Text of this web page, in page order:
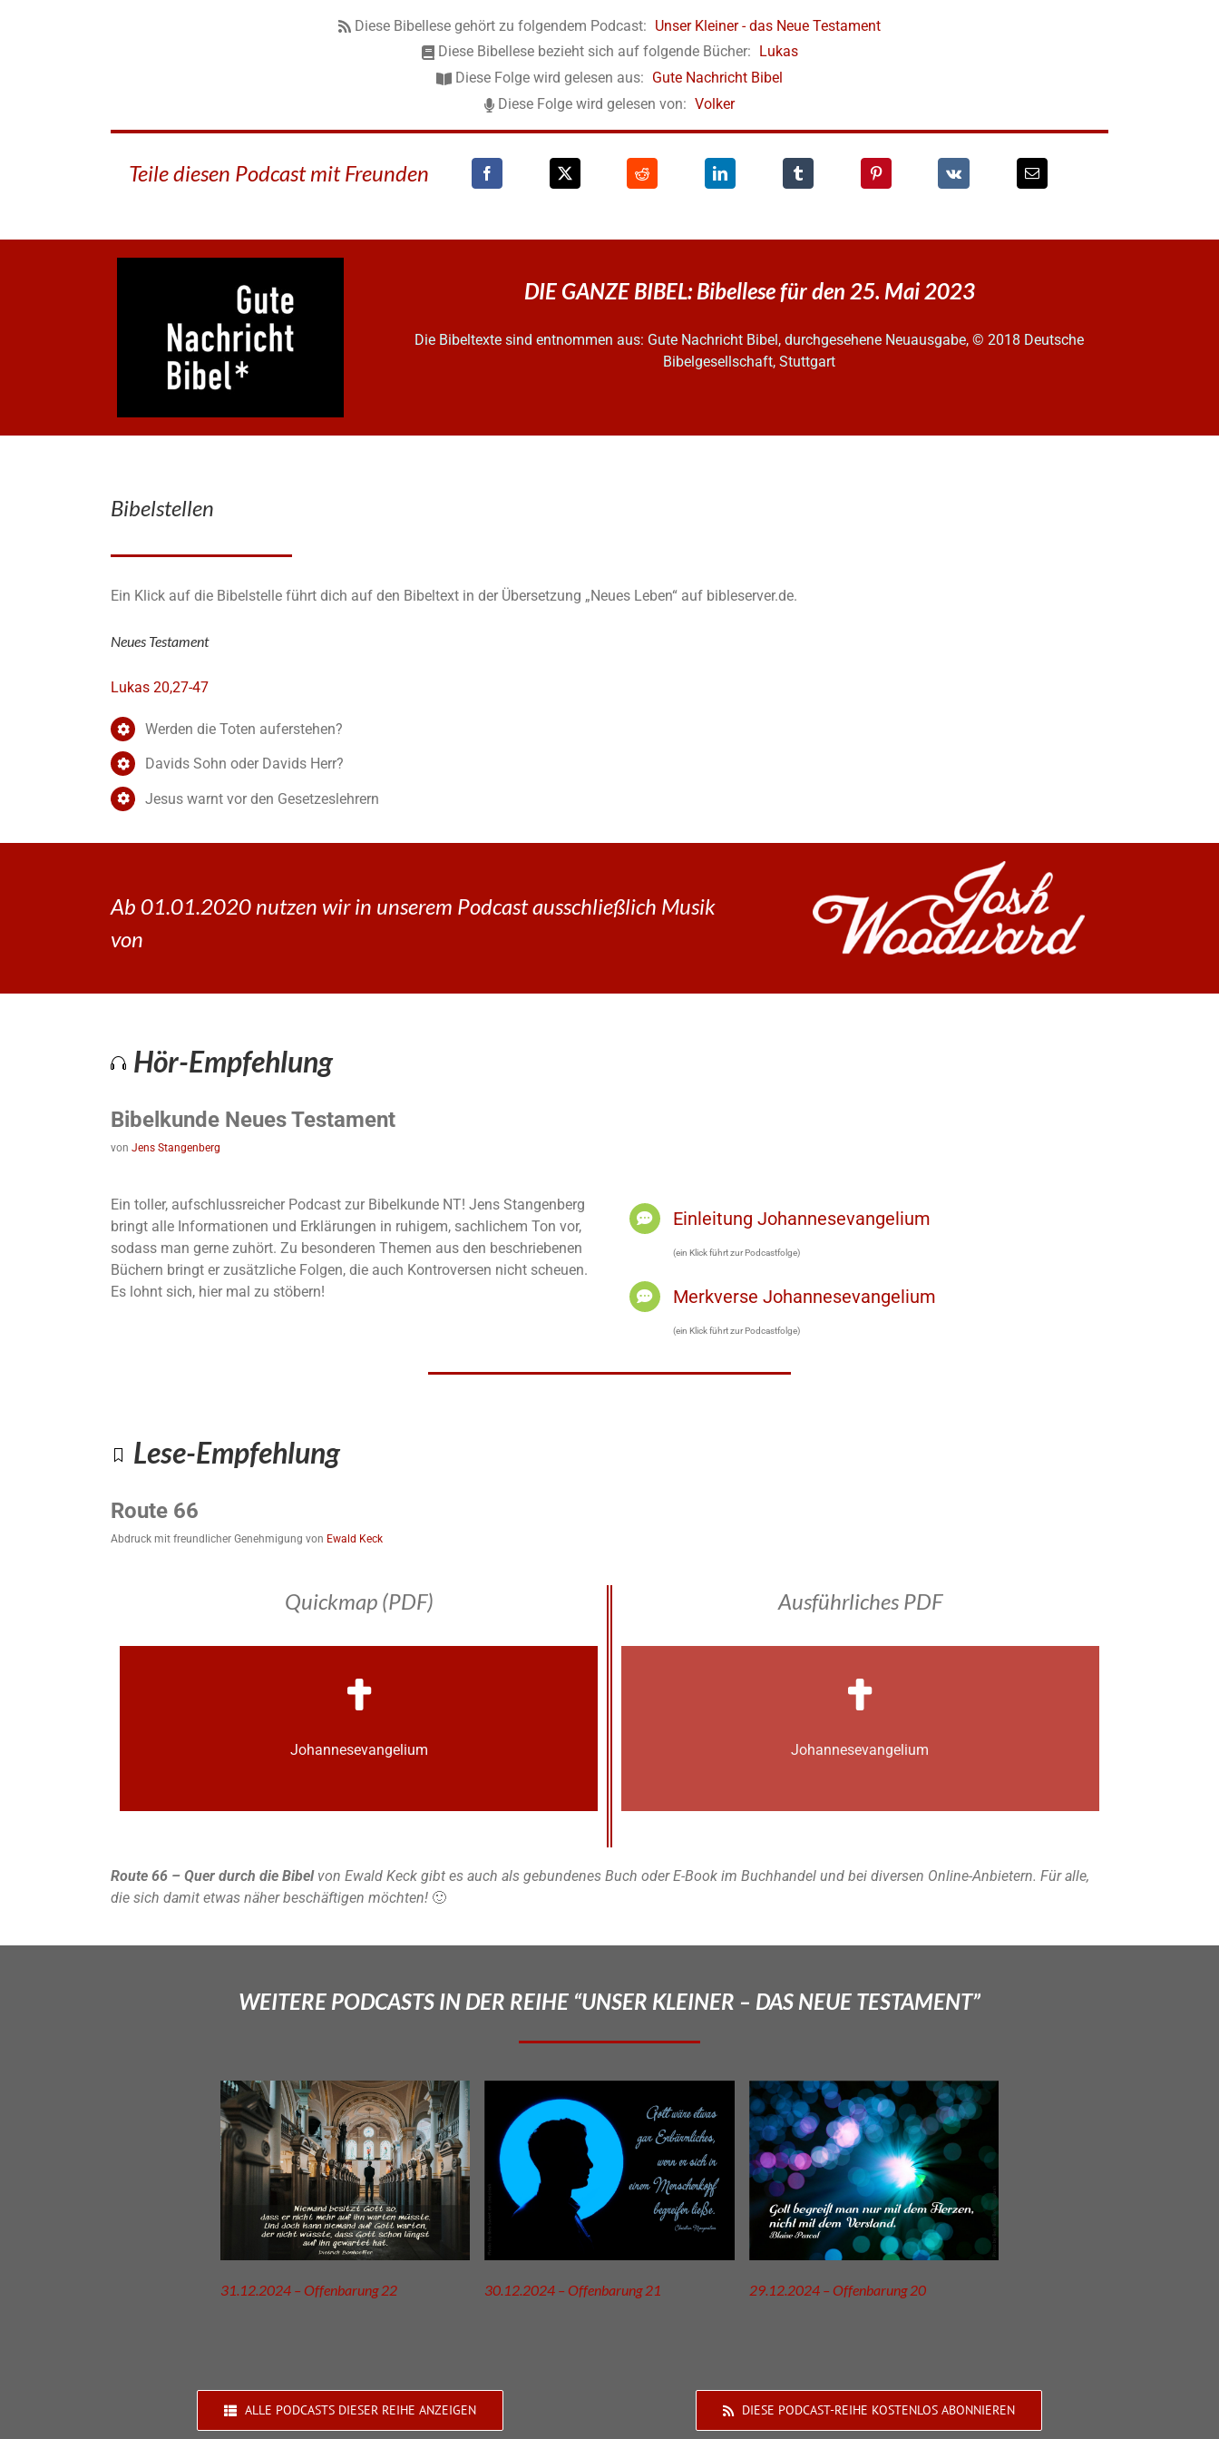
Diese Bibellese gehört zu folgendem Podcast: Unser Kleiner - das Neue Testament
Diese Bibellese bezieht sich auf folgende Bücher:
Lukas
Diese Folge wird gelesen aus: Gute Nachricht Bibel
Diese Folge wird gelesen von: Volker
Teile diesen Podcast mit Freunden
DIE GANZE BIBEL: Bibellese für den 25. Mai 2023
Die Bibeltexte sind entnommen aus: Gute Nachricht Bibel, durchgesehene Neuausgabe, © 2018 Deutsche
Bibelgesellschaft, Stuttgart
Bibelstellen
Ein Klick auf die Bibelstelle führt dich auf den Bibeltext in der Übersetzung „Neues Leben“ auf bibleserver.de.
Neues Testament
Lukas 20,27-47
Werden die Toten auferstehen?
Davids Sohn oder Davids Herr?
Jesus warnt vor den Gesetzeslehrern
Ab 01.01.2020 nutzen wir in unserem Podcast ausschließlich Musik
von
Hör-Empfehlung
Bibelkunde Neues Testament
von Jens Stangenberg
Ein toller, aufschlussreicher Podcast zur Bibelkunde NT! Jens Stangenberg
bringt alle Informationen und Erklärungen in ruhigem, sachlichem Ton vor,
sodass man gerne zuhört. Zu besonderen Themen aus den beschriebenen
Büchern bringt er zusätzliche Folgen, die auch Kontroversen nicht scheuen.
Es lohnt sich, hier mal zu stöbern!
Einleitung Johannesevangelium
(ein Klick führt zur Podcastfolge)
Merkverse Johannesevangelium
(ein Klick führt zur Podcastfolge)
Lese-Empfehlung
Route 66
Abdruck mit freundlicher Genehmigung von Ewald Keck
Quickmap (PDF)
Johannes­­evangelium
Ausführliches PDF
Johannes­­evangelium
Route 66 – Quer durch die Bibel von Ewald Keck gibt es auch als gebundenes Buch oder E-Book im Buchhandel und bei diversen Online-Anbietern. Für alle,
die sich damit etwas näher beschäftigen möchten! 🙂
WEITERE PODCASTS IN DER REIHE “UNSER KLEINER – DAS NEUE TESTAMENT”
31.12.2024 – Offenbarung 22 30.12.2024 – Offenbarung 21 29.12.2024 – Offenbarung 20
ALLE PODCASTS DIESER REIHE ANZEIGEN DIESE PODCAST-REIHE KOSTENLOS ABONNIEREN